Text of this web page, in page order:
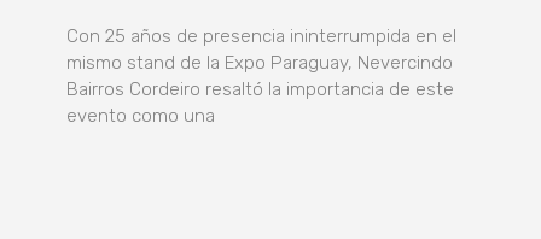
Con 25 años de presencia ininterrumpida en el
mismo stand de la Expo Paraguay, Nevercindo
Bairros Cordeiro resaltó la importancia de este
evento como una